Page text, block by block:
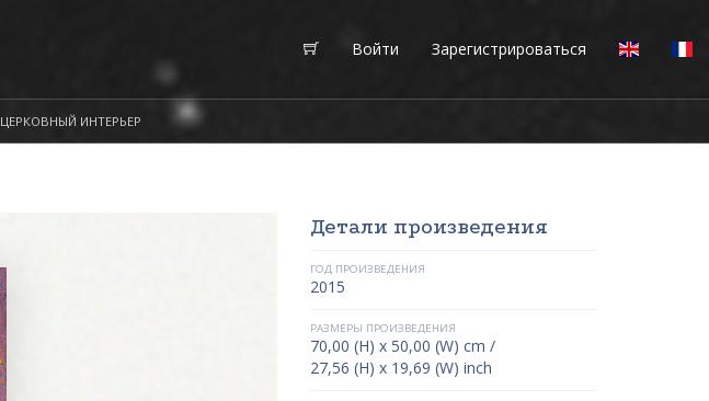
Войти Зарегистрироваться
ЦЕРКОВНЫЙ ИНТЕРЬЕР
Детали произведения
ГОД ПРОИЗВЕДЕНИЯ
2015
РАЗМЕРЫ ПРОИЗВЕДЕНИЯ
70,00 (H) x 50,00 (W) cm /
27,56 (H) x 19,69 (W) inch